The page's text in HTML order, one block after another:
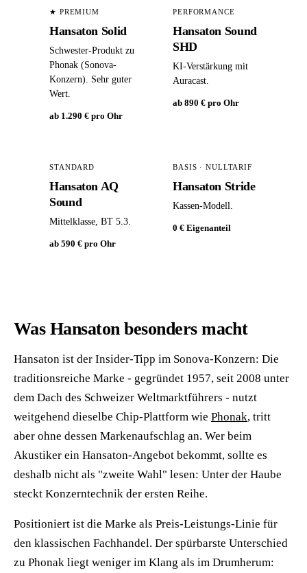
★ PREMIUM
Hansaton Solid
Schwester-Produkt zu
Phonak (Sonova-
Konzern). Sehr guter
Wert.
ab 1.290 € pro Ohr
PERFORMANCE
Hansaton Sound
SHD
KI-Verstärkung mit
Auracast.
ab 890 € pro Ohr
STANDARD
Hansaton AQ
Sound
Mittelklasse, BT 5.3.
ab 590 € pro Ohr
BASIS · NULLTARIF
Hansaton Stride
Kassen-Modell.
0 € Eigenanteil
Was Hansaton besonders macht
Hansaton ist der Insider-Tipp im Sonova-Konzern: Die
traditionsreiche Marke - gegründet 1957, seit 2008 unter
dem Dach des Schweizer Weltmarktführers - nutzt
weitgehend dieselbe Chip-Plattform wie Phonak, tritt
aber ohne dessen Markenaufschlag an. Wer beim
Akustiker ein Hansaton-Angebot bekommt, sollte es
deshalb nicht als "zweite Wahl" lesen: Unter der Haube
steckt Konzerntechnik der ersten Reihe.
Positioniert ist die Marke als Preis-Leistungs-Linie für
den klassischen Fachhandel. Der spürbarste Unterschied
zu Phonak liegt weniger im Klang als im Drumherum: